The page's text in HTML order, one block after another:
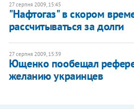
27 серпня 2009, 15:45
"Нафтогаз" в скором
рассчитываться за долги
27 серпня 2009, 15:39
Ющенко пообещал
желанию украинцев